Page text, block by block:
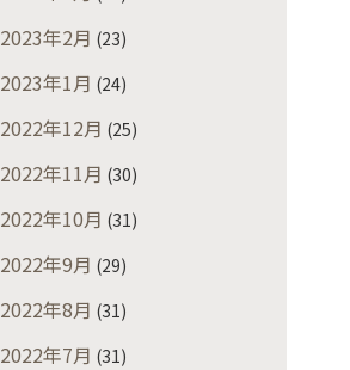
2023年2月 (23)
2023年1月 (24)
2022年12月 (25)
2022年11月 (30)
2022年10月 (31)
2022年9月 (29)
2022年8月 (31)
2022年7月 (31)